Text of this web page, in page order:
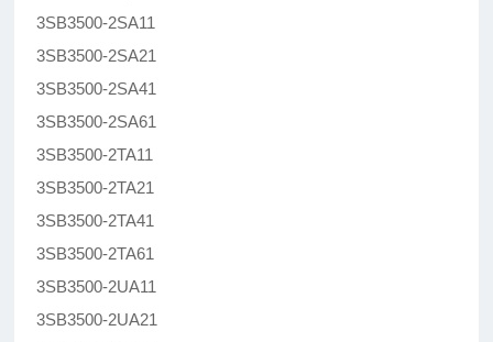
3SB3500-2SA11
3SB3500-2SA21
3SB3500-2SA41
3SB3500-2SA61
3SB3500-2TA11
3SB3500-2TA21
3SB3500-2TA41
3SB3500-2TA61
3SB3500-2UA11
3SB3500-2UA21